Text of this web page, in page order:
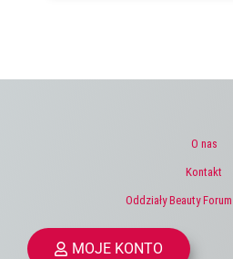
O nas
Kontakt
Oddziały Beauty
MOJE KONTO